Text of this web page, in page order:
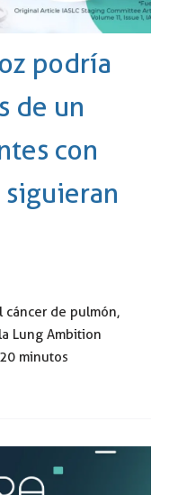
podría
de un
con
cáncer de pulmón,
Lung Ambition
minutos